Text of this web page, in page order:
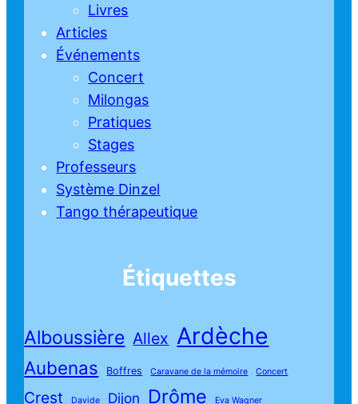
Livres
Articles
Événements
Concert
Milongas
Pratiques
Stages
Professeurs
Système Dinzel
Tango thérapeutique
Étiquettes
Alboussière Allex Ardèche
Aubenas Boffres Caravane de la mémoire Concert
Crest Davide Dijon Drôme Eva Wagner